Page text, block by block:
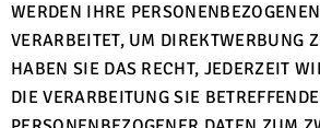
WERDEN IHRE
VERARBEITET, UM DIREKTWERBUNG
HABEN SIE DAS RECHT, JEDERZEIT
DIE VERARBEITUNG SIE